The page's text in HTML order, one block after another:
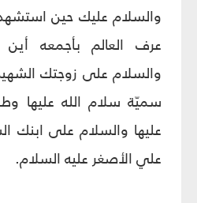
والسلام عليك حين
عرف العالم بأجمعه
والسلام على زوجتك
سميّة سلام الله عليها
عليها والسلام على ابنك
علي الأصغر عليه السلام.